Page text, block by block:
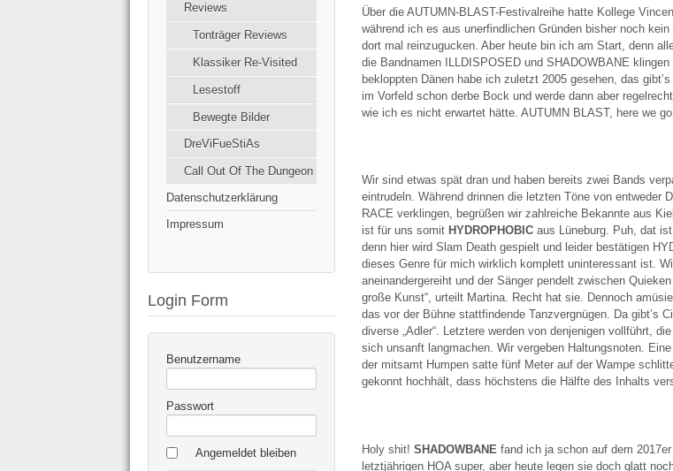
Reviews
Tonträger Reviews
Klassiker Re-Visited
Lesestoff
Bewegte Bilder
DreViFueStiAs
Call Out Of The Dungeon
Datenschutzerklärung
Impressum
Login Form
Benutzername
Passwort
Angemeldet bleiben
Über die AUTUMN-BLAST-Festivalreihe hatte Kollege
während ich es aus unerfindlichen Gründen bisher noch
dort mal reinzugucken. Aber heute bin ich am Start, denn
die Bandnamen ILLDISPOSED und SHADOWBANE
bekloppten Dänen habe ich zuletzt 2005 gesehen, das
im Vorfeld schon derbe Bock und werde dann aber
wie ich es nicht erwartet hätte. AUTUMN BLAST, here we
Wir sind etwas spät dran und haben bereits zwei Bands
eintrudeln. Während drinnen die letzten Töne von entweder
RACE verklingen, begrüßen wir zahlreiche Bekannte aus
ist für uns somit HYDROPHOBIC aus Lüneburg. Puh, dat
denn hier wird Slam Death gespielt und leider bestätigen
dieses Genre für mich wirklich komplett uninteressant ist.
aneinandergereiht und der Sänger pendelt zwischen
große Kunst“, urteilt Martina. Recht hat sie. Dennoch
das vor der Bühne stattfindende Tanzvergnügen. Da gibt’s
diverse „Adler“. Letztere werden von denjenigen vollführt,
sich unsanft langmachen. Wir vergeben Haltungsnoten.
der mitsamt Humpen satte fünf Meter auf der Wampe
gekonnt hochhält, dass höchstens die Hälfte des Inhalts
Holy shit!SHADOWBANE fand ich ja schon auf dem
letztjährigen HOA super, aber heute legen sie doch glatt